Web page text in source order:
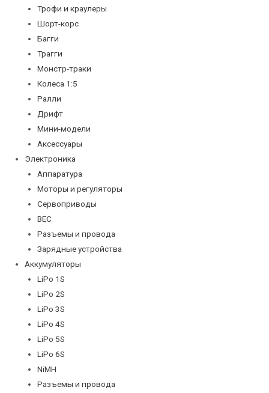
Трофи и краулеры
Шорт-корс
Багги
Трагги
Монстр-траки
Колеса 1:5
Ралли
Дрифт
Мини-модели
Аксессуары
Электроника
Аппаратура
Моторы и регуляторы
Сервоприводы
BEC
Разъемы и провода
Зарядные устройства
Аккумуляторы
LiPo 1S
LiPo 2S
LiPo 3S
LiPo 4S
LiPo 5S
LiPo 6S
NiMH
Разъемы и провода